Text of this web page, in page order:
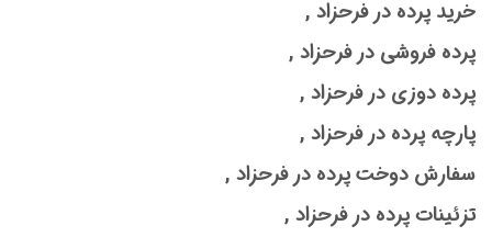
خرید پرده در فرحزاد ,
پرده فروشی در فرحزاد ,
پرده دوزی در فرحزاد ,
پارچه پرده در فرحزاد ,
سفارش دوخت پرده در فرحزاد ,
تزئینات پرده در فرحزاد ,